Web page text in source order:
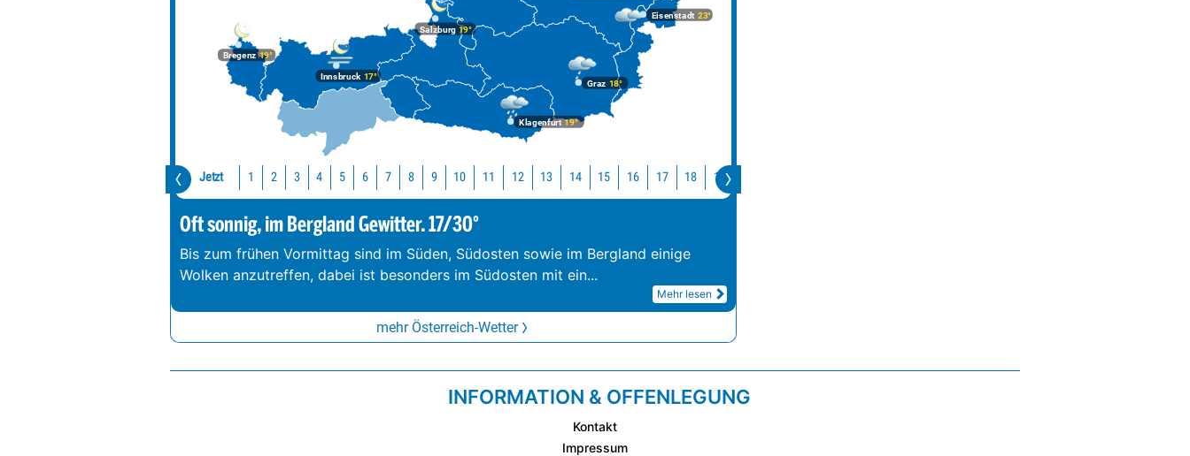
Bregenz19°
Graz 18°
Innsbruck17°
Klagenfurt19°
Salzburg19°
Eisenstadt 23°
Jetzt 1 2 3 4 5 6 7 8 9 10 11 12 13 14 15 16 17 18 19
Oft sonnig, im Bergland Gewitter. 17/30°
Bis zum frühen Vormittag sind im Süden, Südosten sowie im Bergland einige
Wolken anzutreffen, dabei ist besonders im Südosten mit ein...
Mehr lesen
mehr Österreich-Wetter
INFORMATION & OFFENLEGUNG
Kontakt
Impressum